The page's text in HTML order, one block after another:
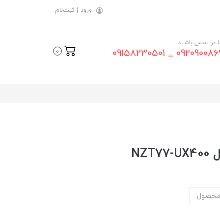
ورود | ثبت‌نام
در تماس باشید
09209008696 _
0